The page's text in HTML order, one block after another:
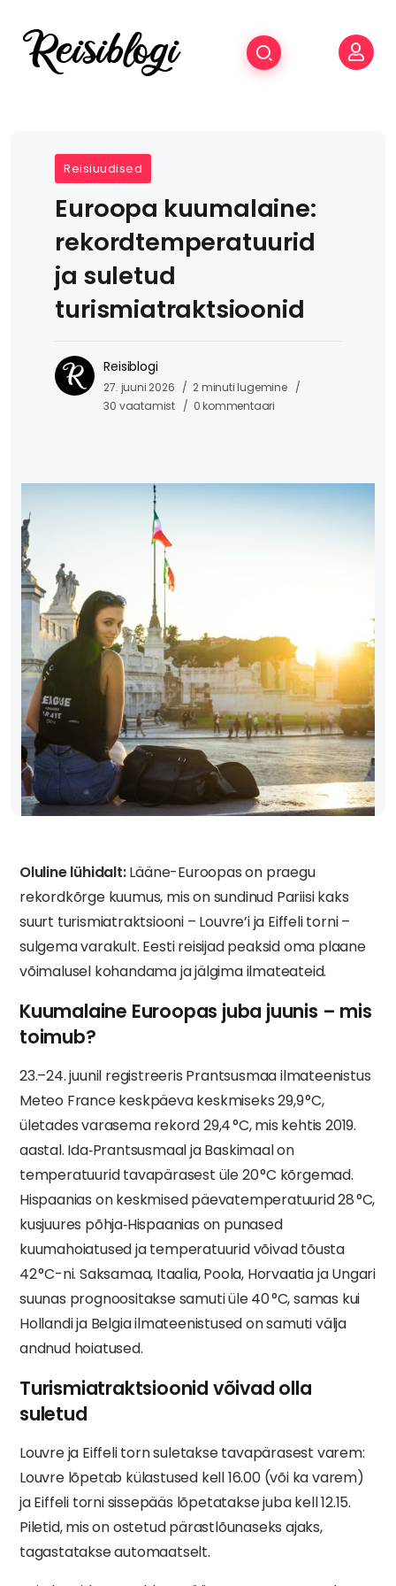
Reisiuudised
Euroopa kuumalaine:
rekordtemperatuurid
ja suletud
turismiatraktsioonid
Reisiblogi
27. juuni 2026
2 minuti lugemine
30 vaatamist
0 kommentaari
Oluline lühidalt:Lääne-Euroopas on praegu
rekordkõrge kuumus, mis on sundinud Pariisi kaks
suurt turismiatraktsiooni – Louvre’i ja Eiffeli torni –
sulgema varakult. Eesti reisijad peaksid oma plaane
võimalusel kohandama ja jälgima ilmateateid.
Kuumalaine Euroopas juba juunis – mis
toimub?
23.–24. juunil registreeris Prantsusmaa ilmateenistus
Meteo France keskpäeva keskmiseks 29,9 °C,
ületades varasema rekord 29,4 °C, mis kehtis 2019.
aastal. Ida‑Prantsusmaal ja Baskimaal on
temperatuurid tavapärasest üle 20 °C kõrgemad.
Hispaanias on keskmised päevatemperatuurid 28 °C,
kusjuures põhja‑Hispaanias on punased
kuumahoiatused ja temperatuurid võivad tõusta
42 °C-ni. Saksamaa, Itaalia, Poola, Horvaatia ja Ungari
suunas prognoositakse samuti üle 40 °C, samas kui
Hollandi ja Belgia ilmateenistused on samuti välja
andnud hoiatused.
Turismiatraktsioonid võivad olla
suletud
Louvre ja Eiffeli torn suletakse tavapärasest varem:
Louvre lõpetab külastused kell 16.00 (või ka varem)
ja Eiffeli torni sissepääs lõpetatakse juba kell 12.15.
Piletid, mis on ostetud pärastlõunaseks ajaks,
tagastatakse automaatselt.